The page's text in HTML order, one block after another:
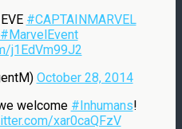
#CAPTAINMARVEL
#MarvelEvent
j1EdVm99J2
October 28, 2014
welcome #Inhumans!
xar0caQFzV